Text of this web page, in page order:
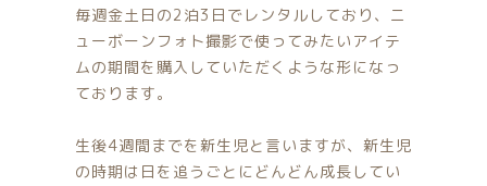
毎週金土日の2泊3日でレンタルしており、ニ
ューボーンフォト撮影で使ってみたいアイテ
ムの期間を購入していただくような形になっ
ております。
生後4週間までを新生児と言いますが、新生児
の時期は日を追うごとにどんどん成長してい
NEW!!
プロの肌補正
～
その他
在庫あり
並び順